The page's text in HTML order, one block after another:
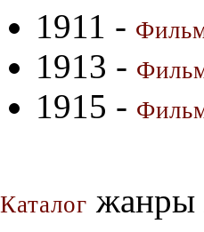
1911 -
1913 -
1915 -
Каталог жанры